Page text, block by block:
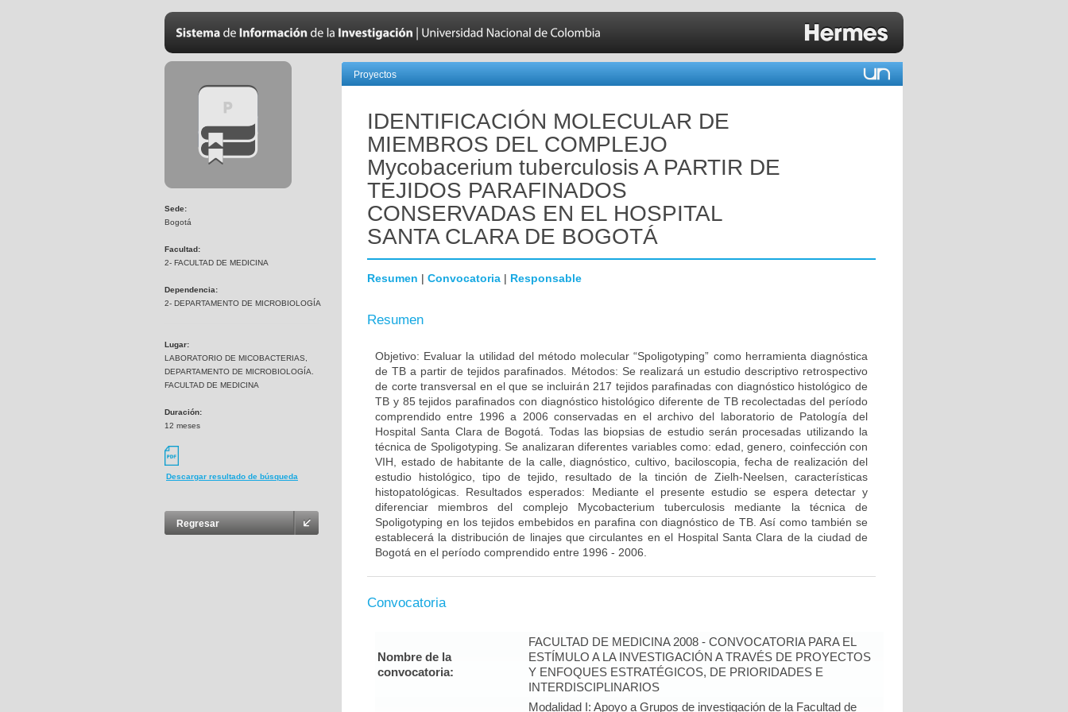
Sede:
Bogotá
Facultad:
2- FACULTAD DE MEDICINA
Dependencia:
2- DEPARTAMENTO DE MICROBIOLOGÍA
Lugar:
LABORATORIO DE MICOBACTERIAS,
DEPARTAMENTO DE MICROBIOLOGÍA.
FACULTAD DE MEDICINA
Duración:
12 meses
Descargar resultado de búsqueda
Regresar
Proyectos
IDENTIFICACIÓN MOLECULAR DE
MIEMBROS DEL COMPLEJO
Mycobacerium tuberculosis A PARTIR DE
TEJIDOS PARAFINADOS
CONSERVADAS EN EL HOSPITAL
SANTA CLARA DE BOGOTÁ
Resumen | Convocatoria | Responsable
Resumen
Objetivo: Evaluar la utilidad del método molecular “Spoligotyping” como herramienta diagnóstica
de TB a partir de tejidos parafinados. Métodos: Se realizará un estudio descriptivo retrospectivo
de corte transversal en el que se incluirán 217 tejidos parafinadas con diagnóstico histológico de
TB y 85 tejidos parafinados con diagnóstico histológico diferente de TB recolectadas del período
comprendido entre 1996 a 2006 conservadas en el archivo del laboratorio de Patología del
Hospital Santa Clara de Bogotá. Todas las biopsias de estudio serán procesadas utilizando la
técnica de Spoligotyping. Se analizaran diferentes variables como: edad, genero, coinfección con
VIH, estado de habitante de la calle, diagnóstico, cultivo, baciloscopia, fecha de realización del
estudio histológico, tipo de tejido, resultado de la tinción de Zielh-Neelsen, características
histopatológicas. Resultados esperados: Mediante el presente estudio se espera detectar y
diferenciar miembros del complejo Mycobacterium tuberculosis mediante la técnica de
Spoligotyping en los tejidos embebidos en parafina con diagnóstico de TB. Así como también se
establecerá la distribución de linajes que circulantes en el Hospital Santa Clara de la ciudad de
Bogotá en el período comprendido entre 1996 - 2006.
Convocatoria
Nombre de la
convocatoria:
FACULTAD DE MEDICINA 2008 - CONVOCATORIA PARA EL
ESTÍMULO A LA INVESTIGACIÓN A TRAVÉS DE PROYECTOS
Y ENFOQUES ESTRATÉGICOS, DE PRIORIDADES E
INTERDISCIPLINARIOS
Modalidad I: Apoyo a Grupos de investigación de la Facultad de